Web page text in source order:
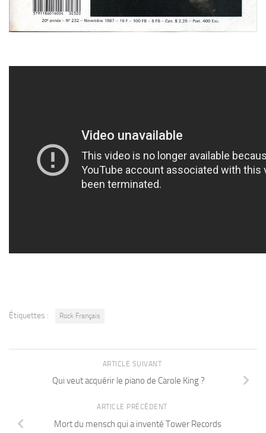
Étiquettes : Rock Français
ARTICLE SUIVANT
Qui veut acquérir le piano de Carole King ?
ARTICLE PRÉCÉDENT
Mort du mensch qui a inventé Tower Records